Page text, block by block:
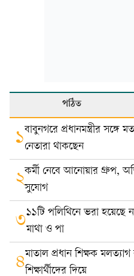
পঠিত
১বাবুনগরে প্রধানমন্ত্রীর সঙ্গে
নেতারা থাকছেন
২কর্মী নেবে আনোয়ার গ্রুপ,
সুযোগ
৩১১টি পলিথিনে ভরা হয়েছে
মাথা ও পা
৪মাতাল প্রধান শিক্ষক
শিক্ষার্থীদের দিয়ে